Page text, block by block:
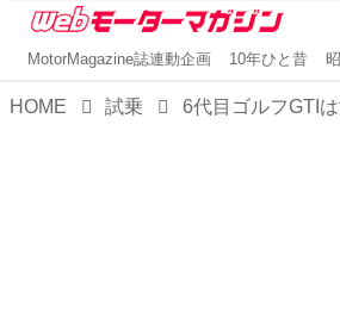
MotorMagazine誌連動企画 10年ひと昔
HOME 試乗